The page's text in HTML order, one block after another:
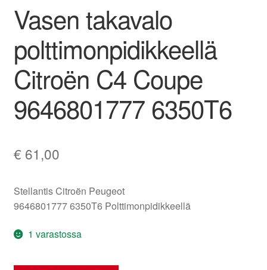
Tilini
Valitukset
Vasen takavalo
polttimonpidikkeellä
Citroën C4 Coupe
9646801777 6350T6
€ 61,00
Stellantis Citroën Peugeot
9646801777 6350T6 Polttimonpidikkeellä
1 varastossa